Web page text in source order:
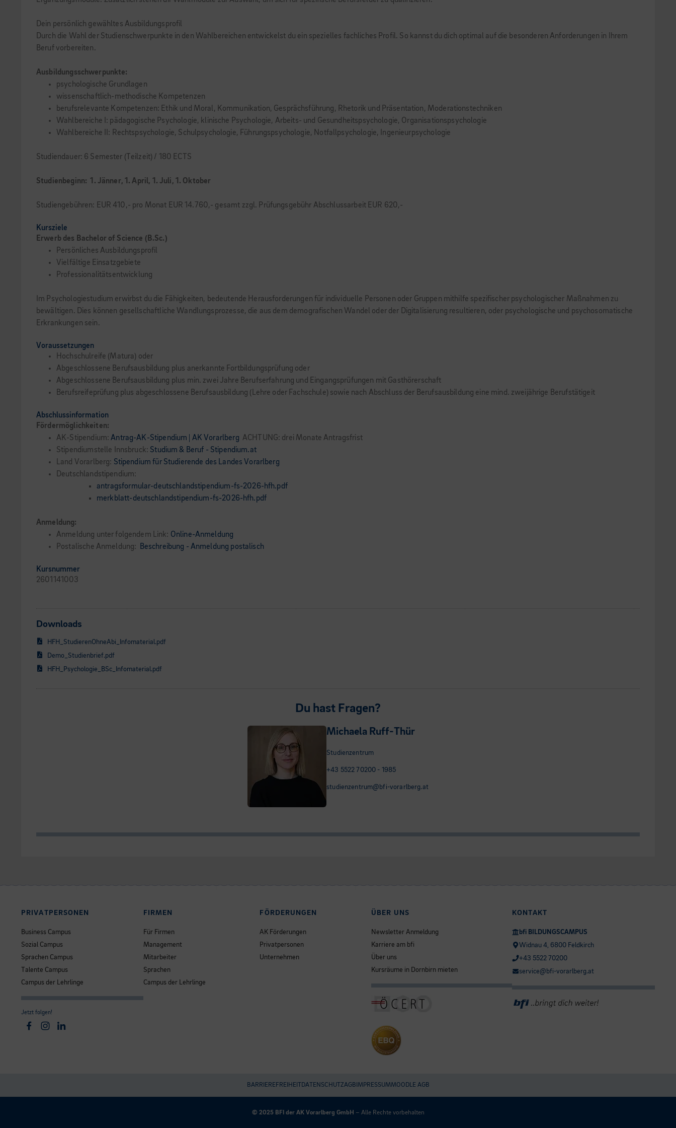
Dein persönlich gewähltes Ausbildungsprofil
Durch die Wahl der Studienschwerpunkte in den Wahlbereichen entwickelst du ein spezielles fachliches Profil. So kannst du dich optimal auf die besonderen Anforderungen in Ihrem
Beruf vorbereiten.
Ausbildungsschwerpunkte:
psychologische Grundlagen
wissenschaftlich-methodische Kompetenzen
berufsrelevante Kompetenzen: Ethik und Moral, Kommunikation, Gesprächsführung, Rhetorik und Präsentation, Moderationstechniken
Wahlbereiche I: pädagogische Psychologie, klinische Psychologie, Arbeits- und Gesundheitspsychologie, Organisationspsychologie
Wahlbereiche II: Rechtspsychologie, Schulpsychologie, Führungspsychologie, Notfallpsychologie, Ingenieurpsychologie
Studiendauer: 6 Semester (Teilzeit) / 180 ECTS
Studienbeginn: 1. Jänner, 1. April, 1. Juli, 1. Oktober
Studiengebühren: EUR 410,- pro Monat EUR 14.760,- gesamt zzgl. Prüfungsgebühr Abschlussarbeit EUR 620,-
Kursziele
Erwerb des Bachelor of Science (B.Sc.)
Persönliches Ausbildungsprofil
Vielfältige Einsatzgebiete
Professionalitätsentwicklung
Im Psychologiestudium erwirbst du die Fähigkeiten, bedeutende Herausforderungen für individuelle Personen oder Gruppen mithil­fe spezifischer psychologischer Maßnahmen zu
bewältigen. Dies können gesellschaftliche Wandlungsprozesse, die aus dem demogra­fischen Wandel oder der Digitalisierung resultieren, oder psychologische und psycho­somatische
Erkrankungen sein.
Voraussetzungen
Hochschulreife (Matura) oder
Abgeschlossene Berufsausbildung plus anerkannte Fortbildungsprüfung oder
Abgeschlossene Berufsausbildung plus min. zwei Jahre Berufserfahrung und Eingangsprüfungen mit Gasthörerschaft
Berufsreifeprüfung plus abgeschlossene Berufsausbildung (Lehre oder Fachschule) sowie nach Abschluss der Berufsausbildung eine mind. zweijährige Berufstätigeit
Abschlussinformation
Fördermöglichkeiten:
AK-Stipendium:Antrag-AK-Stipendium | AK Vorarlberg ACHTUNG: drei Monate Antragsfrist
Stipendiumstelle Innsbruck: Studium & Beruf - Stipendium.at
Land Vorarlberg: Stipendium für Studierende des Landes Vorarlberg
Deutschlandstipendium:
antragsformular-deutschlandstipendium-fs-2026-hfh.pdf
merkblatt-deutschlandstipendium-fs-2026-hfh.pdf
Anmeldung:
Anmeldung unter folgendem Link: Online-Anmeldung
Postalische Anmeldung:
Beschreibung - Anmeldung postalisch
Kursnummer
2601141003
Downloads
HFH_StudierenOhneAbi_Infomaterial.pdf
Demo_Studienbrief.pdf
HFH_Psychologie_BSc_Infomaterial.pdf
Du hast Fragen?
Michaela Ruff-Thür
Studienzentrum
+43 5522 70200 - 1985
studienzentrum@bfi-vorarlberg.at
PRIVATPERSONEN
Business Campus
Sozial Campus
Sprachen Campus
Talente Campus
Campus der Lehrlinge
Jetzt folgen!
Facebook
Instagram
Linkedin
FIRMEN
Für Firmen
Management
Mitarbeiter
Sprachen
Campus der Lehrlinge
FÖRDERUNGEN
AK Förderungen
Privatpersonen
Unternehmen
ÜBER UNS
Newsletter Anmeldung
Karriere am bfi
Über uns
Kursräume in Dornbirn mieten
KONTAKT
bfi BILDUNGSCAMPUS
Widnau 4, 6800 Feldkirch
+43 5522 70200
service@bfi-vorarlberg.at
BARRIEREFREIHEIT DATENSCHUTZAGB IMPRESSUMMOODLE AGB
© 2025 BFI der AK Vorarlberg GmbH – Alle Rechte vorbehalten
mit